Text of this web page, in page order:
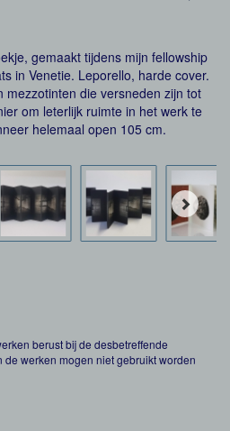
gemaakt tijdens mijn fellowship
in Venetie. Leporello, harde cover.
mezzotinten die versneden zijn tot
om leterlijk ruimte in het werk te
helemaal open 105 cm.
berust bij de desbetreffende
werken mogen niet gebruikt worden